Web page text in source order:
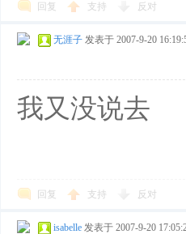
回复 支持 反对
无涯子 发表于 2007-9-20
我又没说去
回复 支持 反对
isabelle 发表于 2007-9-20